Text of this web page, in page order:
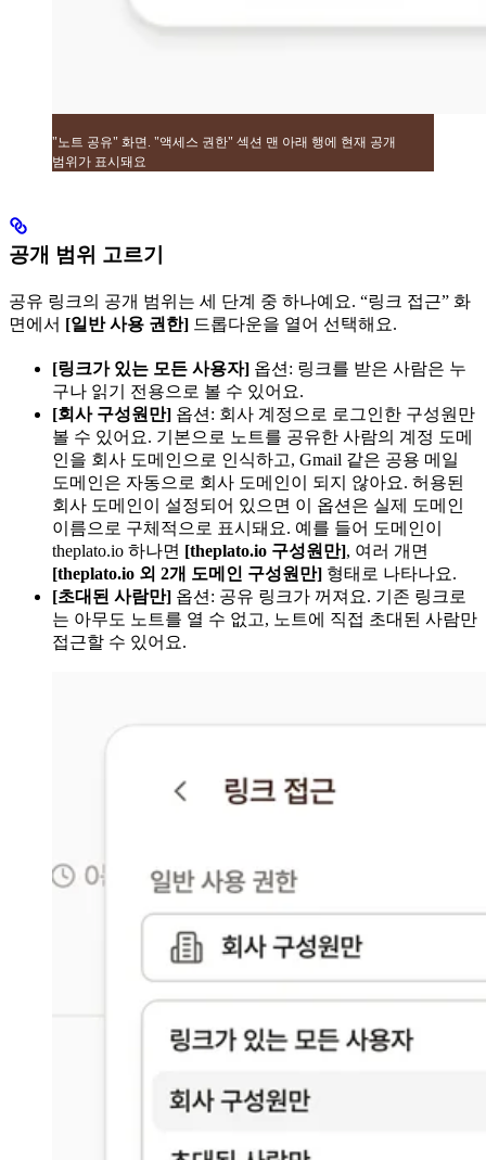
"노트 공유" 화면. "액세스 권한" 섹션 맨 아래 행에 현재 공개
범위가 표시돼요
공개 범위 고르기
공유 링크의 공개 범위는 세 단계 중 하나예요. “링크 접근” 화
면에서 [일반 사용 권한] 드롭다운을 열어 선택해요.
[링크가 있는 모든 사용자] 옵션: 링크를 받은 사람은 누
구나 읽기 전용으로 볼 수 있어요.
[회사 구성원만] 옵션: 회사 계정으로 로그인한 구성원만
볼 수 있어요. 기본으로 노트를 공유한 사람의 계정 도메
인을 회사 도메인으로 인식하고, Gmail 같은 공용 메일
도메인은 자동으로 회사 도메인이 되지 않아요. 허용된
회사 도메인이 설정되어 있으면 이 옵션은 실제 도메인
이름으로 구체적으로 표시돼요. 예를 들어 도메인이
theplato.io 하나면 [theplato.io 구성원만], 여러 개면
[theplato.io 외 2개 도메인 구성원만] 형태로 나타나요.
[초대된 사람만] 옵션: 공유 링크가 꺼져요. 기존 링크로
는 아무도 노트를 열 수 없고, 노트에 직접 초대된 사람만
접근할 수 있어요.